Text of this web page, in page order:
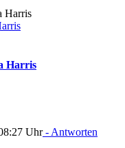
Harris
Uhr- Antworten